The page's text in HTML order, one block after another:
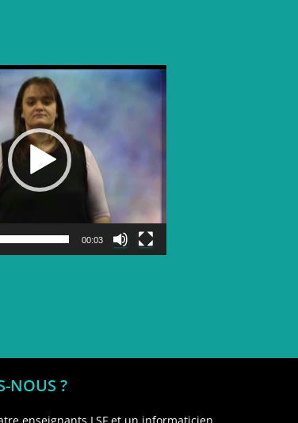
Lecteur
vidéo
00:03
NOUS ?